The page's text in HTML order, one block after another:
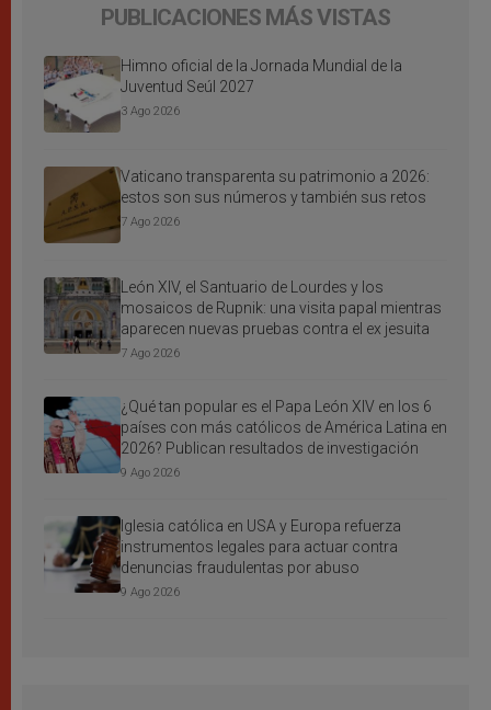
PUBLICACIONES MÁS VISTAS
Himno oficial de la Jornada Mundial de la
Juventud Seúl 2027
3 Ago 2026
Vaticano transparenta su patrimonio a 2026:
estos son sus números y también sus retos
7 Ago 2026
León XIV, el Santuario de Lourdes y los
mosaicos de Rupnik: una visita papal mientras
aparecen nuevas pruebas contra el ex jesuita
7 Ago 2026
¿Qué tan popular es el Papa León XIV en los 6
países con más católicos de América Latina en
2026? Publican resultados de investigación
9 Ago 2026
Iglesia católica en USA y Europa refuerza
instrumentos legales para actuar contra
denuncias fraudulentas por abuso
9 Ago 2026